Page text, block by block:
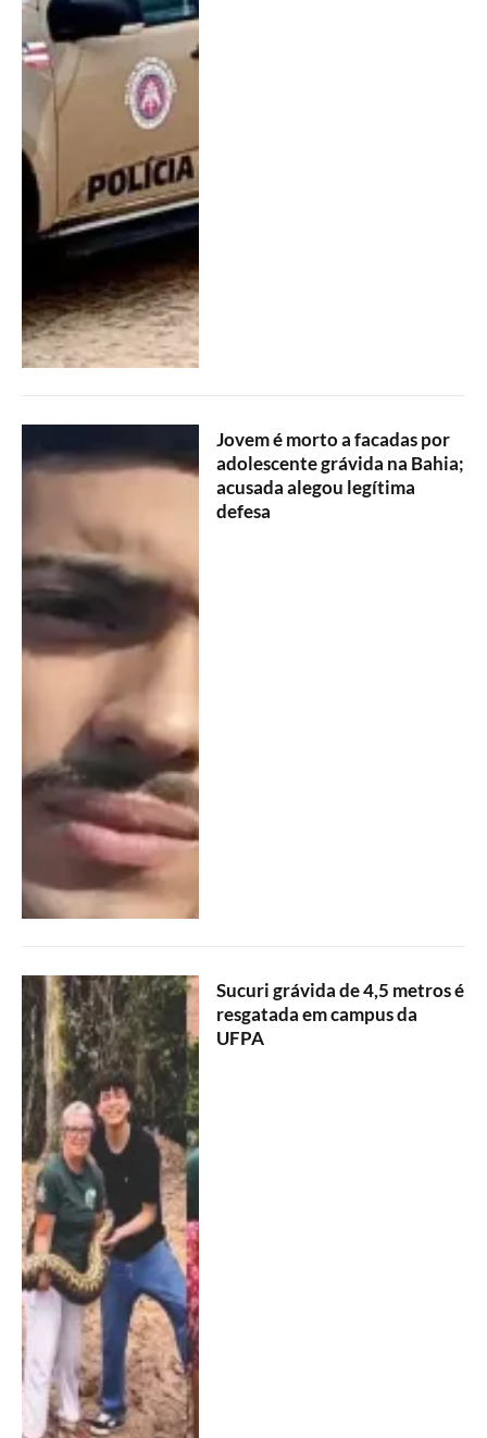
Jovem é morto a facadas por
adolescente grávida na Bahia;
acusada alegou legítima
defesa
Sucuri grávida de 4,5 metros é
resgatada em campus da
UFPA